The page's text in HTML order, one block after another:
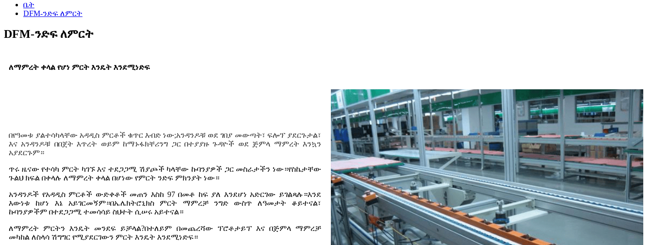
ቤት
DFM-ንድፍ ለምርት
DFM-ንድፍ ለምርት
ለማምረት ቀላል የሆነ ምርት እንዴት እንደሚነድፍ
በየዓመቱ ያልተሳካላቸው አዳዲስ ምርቶች ቁጥር እብድ ነው;አንዳንዶቹ ወደ ገበያ መውጣት፣ ፍሎፕ ያደርጉታል፣
እና አንዳንዶቹ በበጀት እጥረት ወይም ከማኑፋክቸሪንግ ጋር በተያያዙ ጉዳዮች ወደ ጅምላ ማምረት እንኳን
አያደርጉም።
ጥሩ ዜናው የተሳካ ምርት ካገኙ እና ተደጋጋሚ ሽያጮች ካላቸው ኩባንያዎች ጋር መስራታችን ነው።የስኬታቸው
ጉልህ ክፍል በቀላሉ ለማምረት ቀላል በሆነው የምርት ንድፍ ምክንያት ነው።
አንዳንዶች የአዳዲስ ምርቶች ውድቀቶች መጠን እስከ 97 በመቶ ከፍ ያለ እንደሆነ አድርገው ይገልጻሉ።እንደ
እውነቱ ከሆነ እኔ አይገርመኝም።በኤሌክትሮኒክስ ምርት ማምረቻ ንግድ ውስጥ ለዓመታት ቆይተናል፣
ኩባንያዎችም በተደጋጋሚ ተመሳሳይ ስህተት ሲሠሩ አይተናል።
ለማምረት ምርትን እንዴት መንደፍ ይቻላል?በተለይም በመጨረሻው ፕሮቶታይፕ እና በጅምላ ማምረቻ
መካከል ለስላሳ ሽግግር የሚያደርገውን ምርት እንዴት እንደሚነድፍ።